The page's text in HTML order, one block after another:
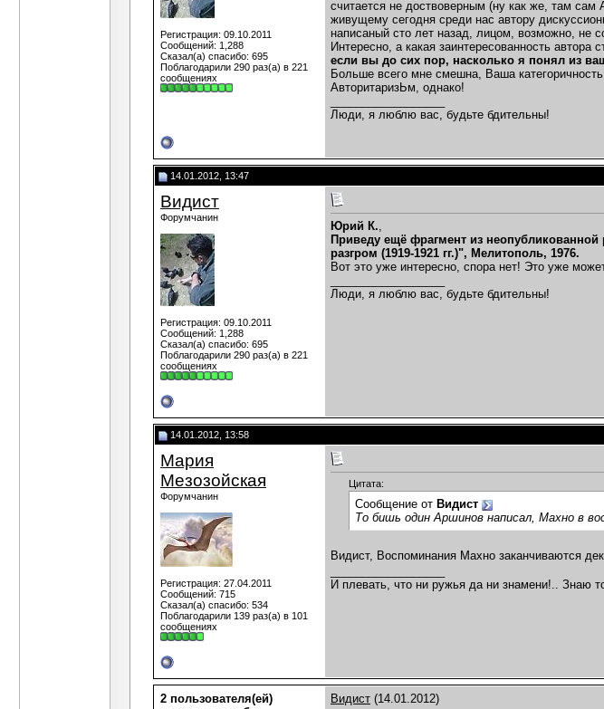
Регистрация: 09.10.2011
Сообщений: 1,288
Сказал(а) спасибо: 695
Поблагодарили 290 раз(а) в 221
сообщениях
считается не доствоверным (ну как же, там
живущему сегодня среди нас автору
написаный сто лет назад, лицом, возможно, не
Интересно, а какая заинтересованность
если вы до сих пор, насколько я понял из
Больше всего мне смешна, Ваша
АвторитаризЬм, однако!
Люди, я люблю вас, будьте бдительны!
14.01.2012, 13:47
Видист
Форумчанин
Регистрация: 09.10.2011
Сообщений: 1,288
Сказал(а) спасибо: 695
Поблагодарили 290 раз(а) в 221
сообщениях
Юрий К.,
Приведу ещё фрагмент из
разгром (1919-1921 гг.)", Мелитополь, 1976.
Вот это уже интересно, спора нет! Это уже
Люди, я люблю вас, будьте бдительны!
14.01.2012, 13:58
Мария
Мезозойская
Форумчанин
Регистрация: 27.04.2011
Сообщений: 715
Сказал(а) спасибо: 534
Поблагодарили 139 раз(а) в 101
сообщениях
Цитата:
Сообщение от Видист
То бишь один Аршинов написал, Махно в
Видист, Воспоминания Махно заканчиваются
И плевать, что ни ружья да ни знамени!.. Знаю
2 пользователя(ей)
Видист (14.01.2012)